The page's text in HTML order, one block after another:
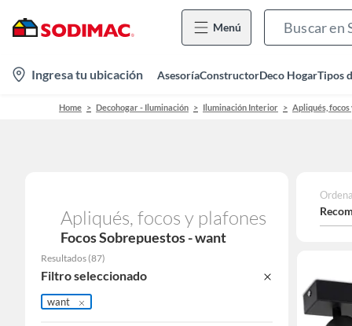
Menú
location-
icon
Ingresa tu ubicación AsesoríaConstructorDeco HogarTipos
Home Decohogar - Iluminación Iluminación Interior Apliqués,
Apliqués, focos y plafones
Focos Sobrepuestos - want
Resultados (87)
Filtro seleccionado
want